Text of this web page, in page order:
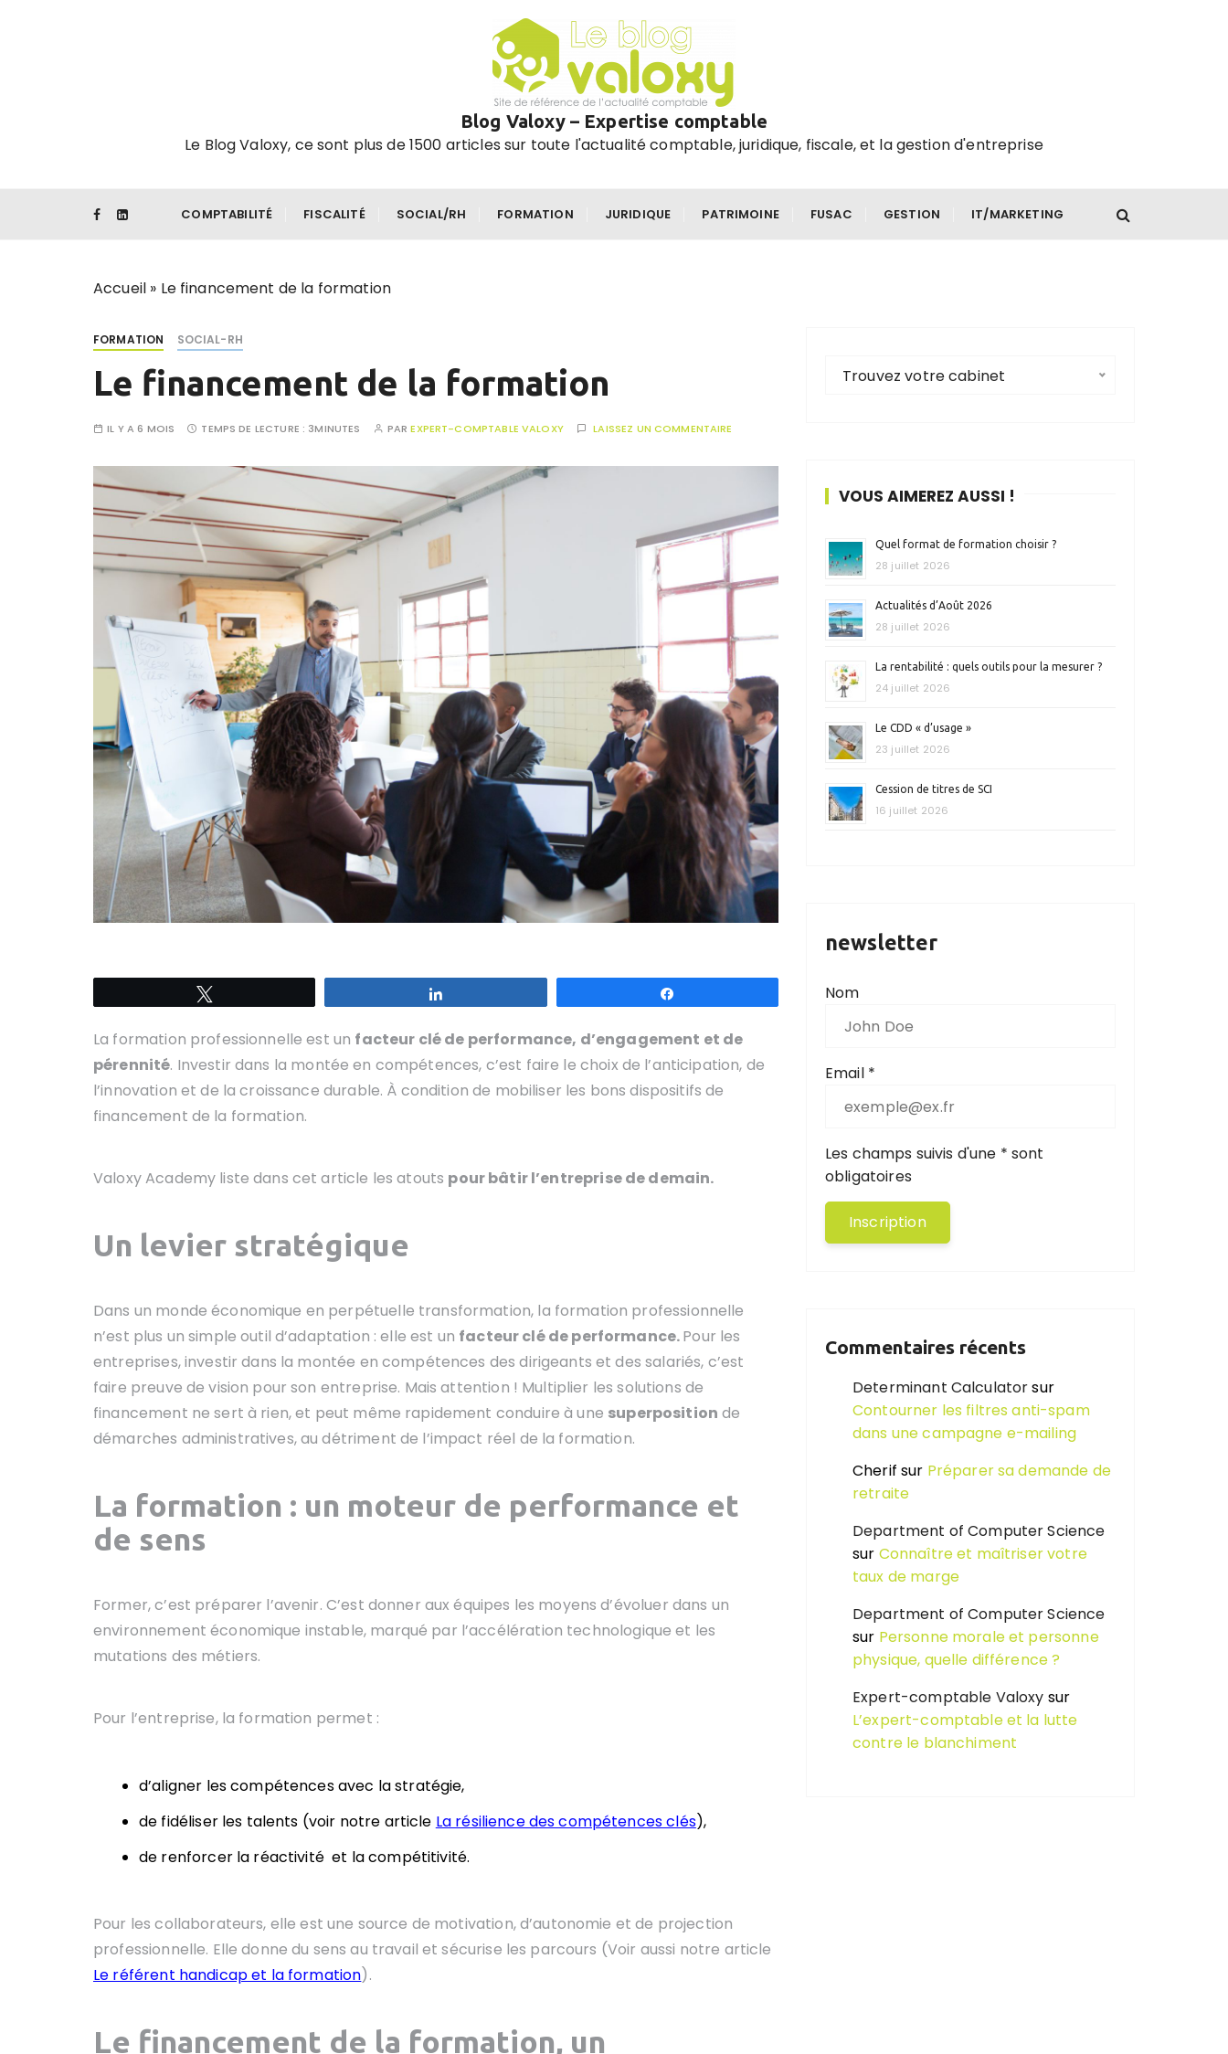
Blog Valoxy – Expertise comptable
Le Blog Valoxy, ce sont plus de 1500 articles sur toute l'actualité comptable, juridique, fiscale, et la gestion d'entreprise
COMPTABILITÉ FISCALITÉ SOCIAL/RH FORMATION JURIDIQUE PATRIMOINE FUSAC GESTION IT/MARKETING
Accueil » Le financement de la formation
FORMATION SOCIAL-RH
Le financement de la formation
IL Y A 6 MOIS TEMPS DE LECTURE : 3MINUTES PAREXPERT-COMPTABLE VALOXY LAISSEZ UN COMMENTAIRE
La formation professionnelle est un facteur clé de performance, d’engagement et de
pérennité. Investir dans la montée en compétences, c’est faire le choix de l’anticipation, de
l’innovation et de la croissance durable. À condition de mobiliser les bons dispositifs de
financement de la formation.
Valoxy Academy liste dans cet article les atouts pour bâtir l’entreprise de demain.
Un levier stratégique
Dans un monde économique en perpétuelle transformation, la formation professionnelle
n’est plus un simple outil d’adaptation : elle est un facteur clé de performance.Pour les
entreprises, investir dans la montée en compétences des dirigeants et des salariés, c’est
faire preuve de vision pour son entreprise. Mais attention ! Multiplier les solutions de
financement ne sert à rien, et peut même rapidement conduire à une superposition de
démarches administratives, au détriment de l’impact réel de la formation.
La formation : un moteur de performance et
de sens
Former, c’est préparer l’avenir. C’est donner aux équipes les moyens d’évoluer dans un
environnement économique instable, marqué par l’accélération technologique et les
mutations des métiers.
Pour l’entreprise, la formation permet :
d’aligner les compétences avec la stratégie,
de fidéliser les talents (voir notre article La résilience des compétences clés),
de renforcer la réactivité et la compétitivité.
Pour les collaborateurs, elle est une source de motivation, d’autonomie et de projection
professionnelle. Elle donne du sens au travail et sécurise les parcours (Voir aussi notre article
Le référent handicap et la formation).
Le financement de la formation, un
Trouvez votre cabinet
VOUS AIMEREZ AUSSI !
Quel format de formation choisir ?
28 juillet 2026
Actualités d’Août 2026
28 juillet 2026
La rentabilité : quels outils pour la mesurer ?
24 juillet 2026
Le CDD « d’usage »
23 juillet 2026
Cession de titres de SCI
16 juillet 2026
newsletter
Nom
Email *
Les champs suivis d'une * sont
obligatoires
Commentaires récents
Determinant Calculatorsur
Contourner les filtres anti-spam
dans une campagne e-mailing
Cherif sur Préparer sa demande de
retraite
Department of Computer Science
sur Connaître et maîtriser votre
taux de marge
Department of Computer Science
sur Personne morale et personne
physique, quelle différence ?
Expert-comptable Valoxy sur
L’expert-comptable et la lutte
contre le blanchiment